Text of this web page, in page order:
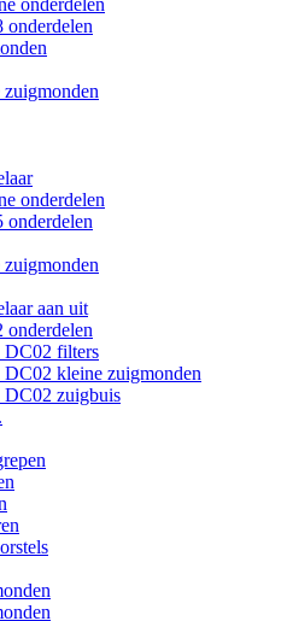
onderdelen
onderdelen
aan uit
DC02 filters
kleine zuigmonden
DC02 zuigbuis